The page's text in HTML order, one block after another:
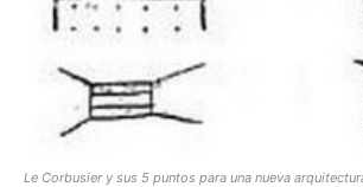
Le Corbusier y sus 5 puntos para una nueva